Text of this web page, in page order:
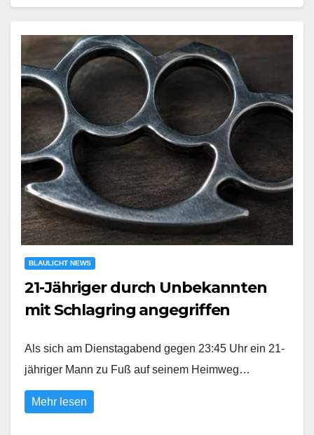
BLAULICHT NEWS
21-Jähriger durch Unbekannten
mit Schlagring angegriffen
Als sich am Dienstagabend gegen 23:45 Uhr ein 21-
jähriger Mann zu Fuß auf seinem Heimweg…
Mehr lesen